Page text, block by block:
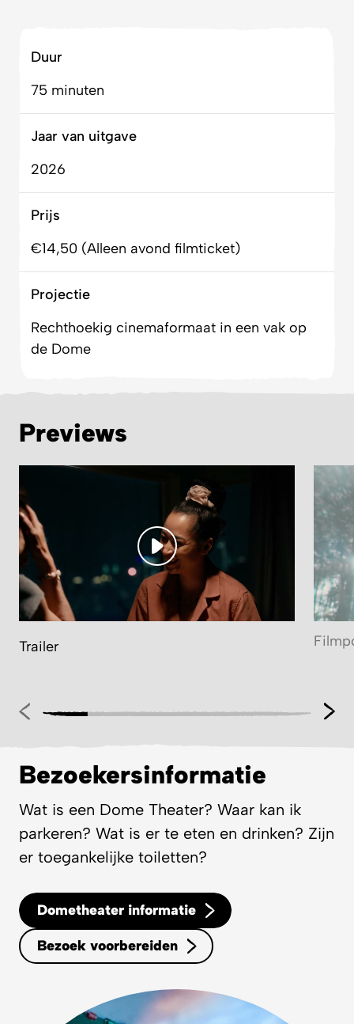
Jaar van uitgave
Prijs
Projectie
de Dome
Previews
Bezoekersinformatie
parkeren? Wat is er te eten en drinken? Zijn
er toegankelijke toiletten?
Dometheater informatie
Bezoek voorbereiden